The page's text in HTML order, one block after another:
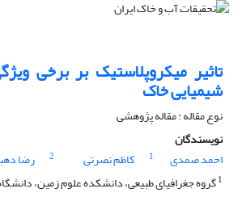
تاثیر میکروپلاستیک‌ بر برخی
شیمیایی خاک
نوع مقاله : مقاله پژوهشی
نویسندگان
احمد صمدی
1 کاظم نصرتی 2 رضا
1گروه جغرافیای طبیعی، دانشکده علوم زمین،